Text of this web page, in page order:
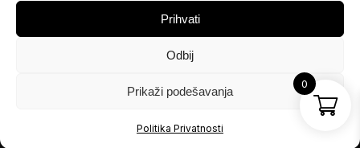
Prihvati
Odbij
Prikaži podešavanja
Politika Privatnosti
PRATITE NAS
Instagram
0